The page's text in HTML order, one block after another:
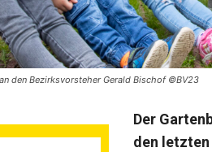
den Bezirksvorsteher Gerald Bischof ©BV23
Der
den